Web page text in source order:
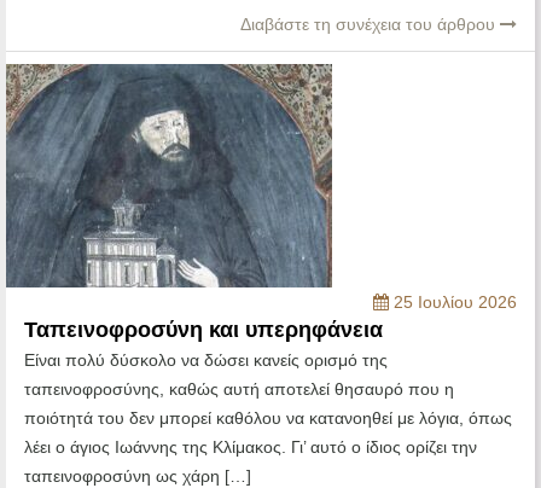
Διαβάστε τη συνέχεια του άρθρου
25 Ιουλίου 2026
Ταπεινοφροσύνη και υπερηφάνεια
Είναι πολύ δύσκολο να δώσει κανείς ορισμό της
ταπεινοφροσύνης, καθώς αυτή αποτελεί θησαυρό που η
ποιότητά του δεν μπορεί καθόλου να κατανοηθεί με λόγια, όπως
λέει ο άγιος Ιωάννης της Κλίμακος. Γι’ αυτό ο ίδιος ορίζει την
ταπεινοφροσύνη ως χάρη […]